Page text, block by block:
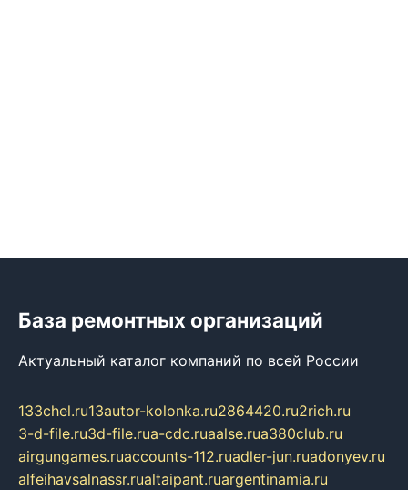
База ремонтных организаций
Актуальный каталог компаний по всей России
133chel.ru13autor-kolonka.ru2864420.ru2rich.ru
3-d-file.ru3d-file.rua-cdc.ruaalse.rua380club.ru
airgungames.ruaccounts-112.ruadler-jun.ruadonyev.ru
alfeihavsalnassr.rualtaipant.ruargentinamia.ru